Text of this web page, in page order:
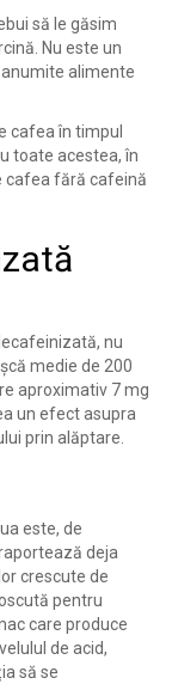
să le găsim
Nu este un
alimente
cafea în timpul
toate acestea, în
cafea fără cafeină
nu
medie de 200
aproximativ 7 mg
un efect asupra
prin alăptare.
este, de
deja
crescute de
pentru
care produce
de acid,
să se